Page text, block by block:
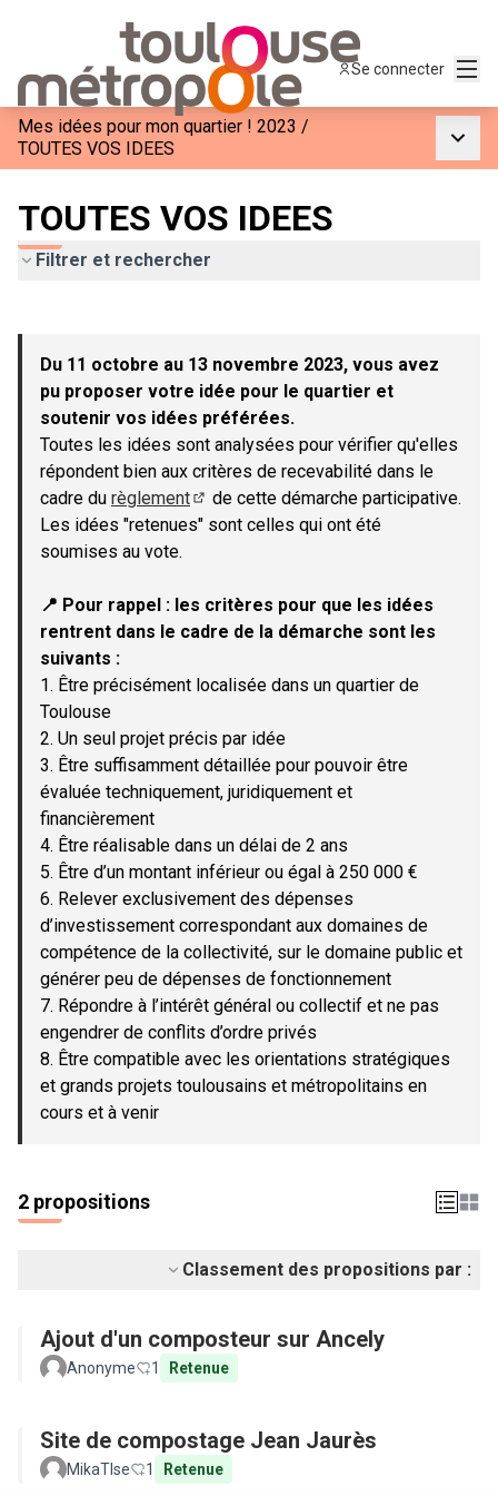
Se connecter
Mes idées pour mon quartier ! 2023 /
TOUTES VOS IDEES
TOUTES VOS IDEES
Filtrer et rechercher
−
Du 11 octobre au 13 novembre 2023, vous avez
pu proposer votre idée pour le quartier et
soutenir vos idées préférées.
Toutes les idées sont analysées pour vérifier qu'elles
répondent bien aux critères de recevabilité dans le
cadre du règlement
(Lien externe)
de cette démarche participative.
Les idées "retenues" sont celles qui ont été
soumises au vote.
📍 Pour rappel : les critères pour que les idées
rentrent dans le cadre de la démarche sont les
suivants :
1. Être précisément localisée dans un quartier de
Toulouse
2. Un seul projet précis par idée
3. Être suffisamment détaillée pour pouvoir être
évaluée techniquement, juridiquement et
financièrement
4. Être réalisable dans un délai de 2 ans
5. Être d’un montant inférieur ou égal à 250 000 €
6. Relever exclusivement des dépenses
d’investissement correspondant aux domaines de
compétence de la collectivité, sur le domaine public et
générer peu de dépenses de fonctionnement
7. Répondre à l’intérêt général ou collectif et ne pas
engendrer de conflits d’ordre privés
8. Être compatible avec les orientations stratégiques
et grands projets toulousains et métropolitains en
cours et à venir
2 propositions
Classement des propositions par :
Ajout d'un composteur sur Ancely
Anonyme 1 Retenue
Site de compostage Jean Jaurès
MikaTlse 1 Retenue